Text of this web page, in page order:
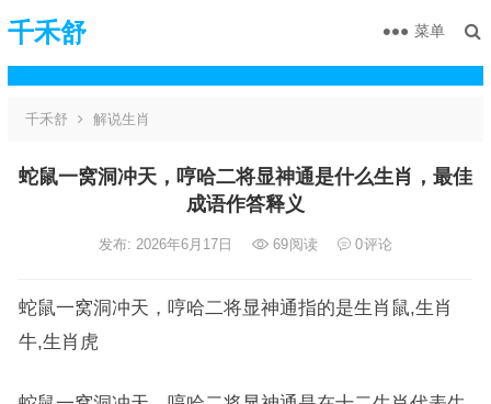
千禾舒 菜单
千禾舒 解说生肖
蛇鼠一窝洞冲天，哼哈二将显神通是什么生肖，最佳
成语作答释义
发布: 2026年6月17日 69阅读 0评论
蛇鼠一窝洞冲天，哼哈二将显神通指的是生肖鼠,生肖
牛,生肖虎